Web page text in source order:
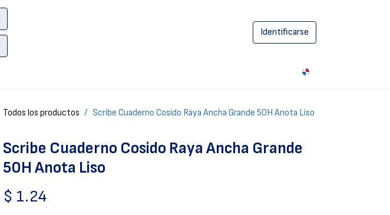
Identificarse
Todos los productos Scribe Cuaderno Cosido Raya Ancha Grande 50H Anota Liso
Scribe Cuaderno Cosido Raya Ancha Grande
50H Anota Liso
$ 1.24